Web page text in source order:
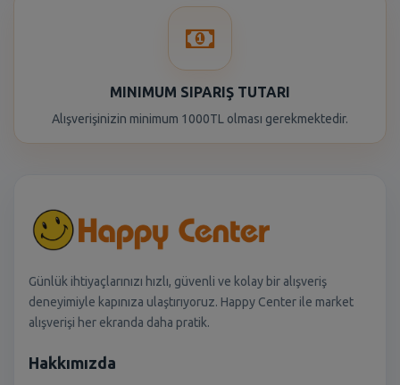
MINIMUM SIPARIŞ TUTARI
Alışverişinizin minimum 1000TL olması gerekmektedir.
Günlük ihtiyaçlarınızı hızlı, güvenli ve kolay bir alışveriş
deneyimiyle kapınıza ulaştırıyoruz. Happy Center ile market
alışverişi her ekranda daha pratik.
Hakkımızda